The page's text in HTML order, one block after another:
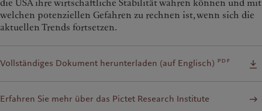
die USA ihre wirtschaftliche Stabilität wahren können und mit
welchen potenziellen Gefahren zu rechnen ist, wenn sich die
aktuellen Trends fortsetzen.
Vollständiges Dokument herunterladen (auf Englisch) pdf
Erfahren Sie mehr über das Pictet Research Institute